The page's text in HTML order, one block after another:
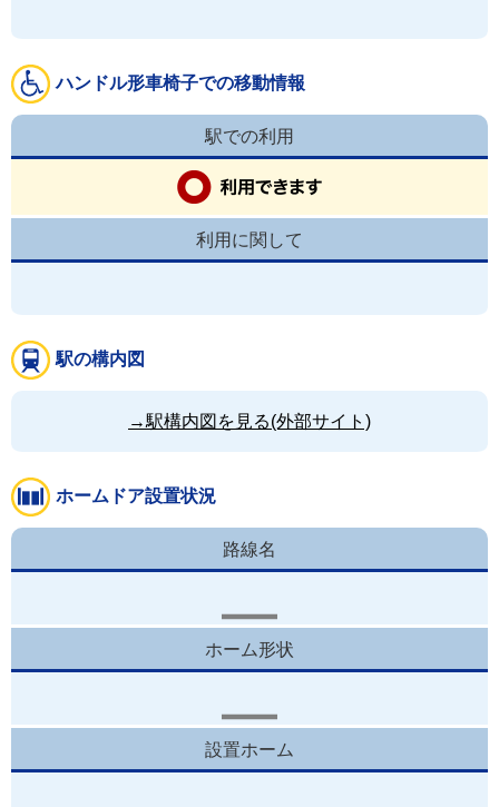
ハンドル形車椅子での移動情報
駅での利用
利用に関して
駅の構内図
→駅構内図を見る(外部サイト)
ホームドア設置状況
路線名
ホーム形状
設置ホーム